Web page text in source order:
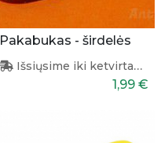
Pakabukas - širdelės
Išsiųsime iki ketvirtadienio
1,99 €